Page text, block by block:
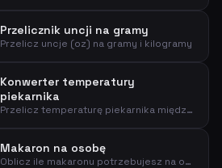
Przelicznik uncji na gramy
Przelicz uncje (oz) na gramy i kilogramy
Konwerter temperatury
piekarnika
Przelicz temperaturę piekarnika między trybem termoobiegu a tradycyjnym, plus stopień gazu
Makaron na osobę
Oblicz ile makaronu potrzebujesz na osobę jako dodatek lub danie główne